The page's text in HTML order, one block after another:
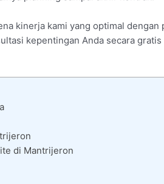
kinerja kami yang optimal
kepentingan Anda secara
di Mantrijeron